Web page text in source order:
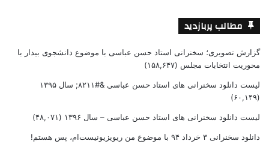
مطالب پربازدید
گزارش تصویری؛ سخنرانی استاد حسن عباسی با موضوع دانشجوی بیدار با
محوریت انتخابات مجلس (۱۵۸,۶۴۷)
لیست دانلود سخنرانی های استاد حسن عباسی &#۸۲۱۱; سال ۱۳۹۵
(۶۰,۱۴۹)
لیست دانلود سخنرانی های استاد حسن عباسی – سال ۱۳۹۶ (۴۸,۰۷۱)
دانلود سخنرانی ۳ خرداد ۹۴ با موضوع من ریویزیونیست‌ام، پس هستم!